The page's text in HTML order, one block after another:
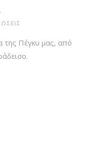
της Πέγκυ μας, από